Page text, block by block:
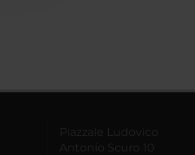
Piazzale Ludovico
Antonio Scuro 10